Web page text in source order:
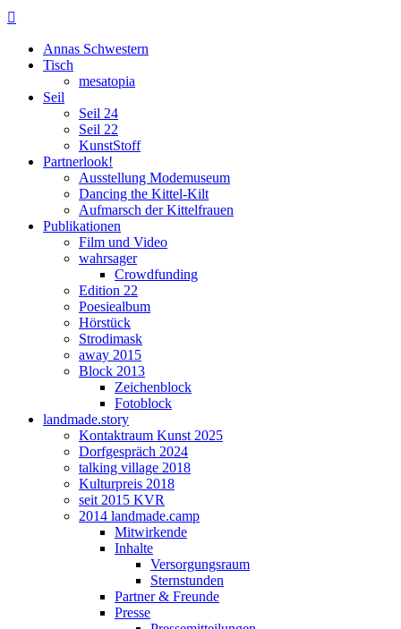

Annas Schwestern
Tisch
mesatopia
Seil
Seil 24
Seil 22
KunstStoff
Partnerlook!
Ausstellung Modemuseum
Dancing the Kittel-Kilt
Aufmarsch der Kittelfrauen
Publikationen
Film und Video
wahrsager
Crowdfunding
Edition 22
Poesiealbum
Hörstück
Strodimask
away 2015
Block 2013
Zeichenblock
Fotoblock
landmade.story
Kontaktraum Kunst 2025
Dorfgespräch 2024
talking village 2018
Kulturpreis 2018
seit 2015 KVR
2014 landmade.camp
Mitwirkende
Inhalte
Versorgungsraum
Sternstunden
Partner & Freunde
Presse